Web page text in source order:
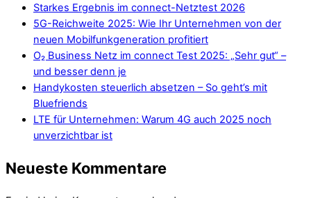
Starkes Ergebnis im connect-Netztest 2026
5G-Reichweite 2025: Wie Ihr Unternehmen von der
neuen Mobilfunkgeneration profitiert
O₂ Business Netz im connect Test 2025: „Sehr gut“ –
und besser denn je
Handykosten steuerlich absetzen – So geht’s mit
Bluefriends
LTE für Unternehmen: Warum 4G auch 2025 noch
unverzichtbar ist
Neueste Kommentare